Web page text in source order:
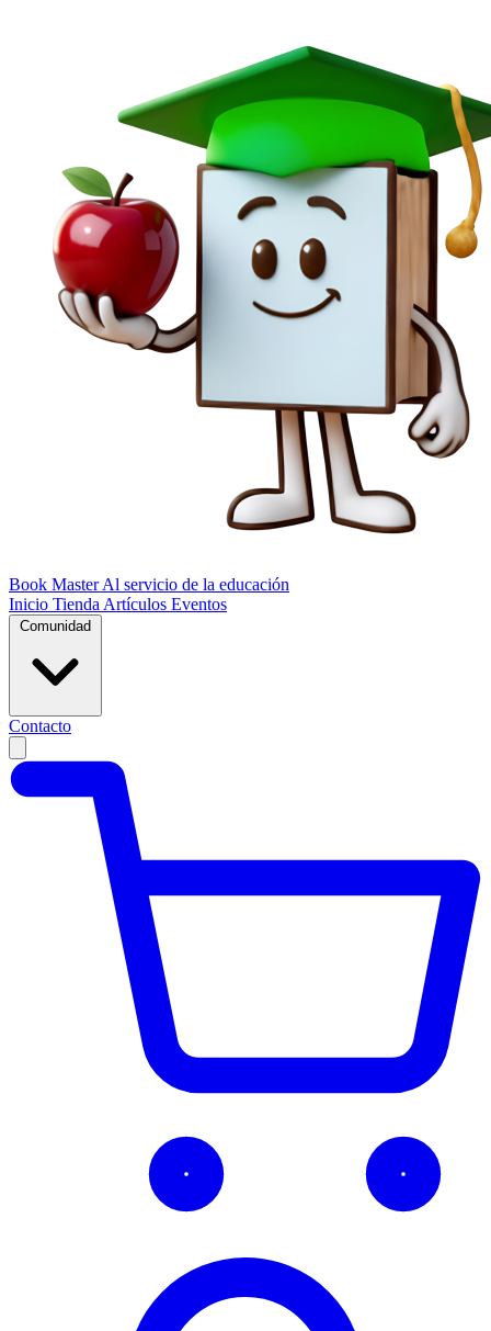
Book Master Al servicio de la educación
Inicio Tienda Artículos Eventos
Comunidad
Contacto